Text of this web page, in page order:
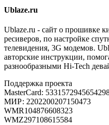
Ublaze.ru
Ublaze.ru - сайт о прошивке
ресиверов, по настройке
телевидения, 3G модемов.
авторские инструкции,
разнообразными Hi-Tech
Поддержка проекта
MasterCard:
МИР: 2202200207150473
WMR104876608323
WMZ297108615584